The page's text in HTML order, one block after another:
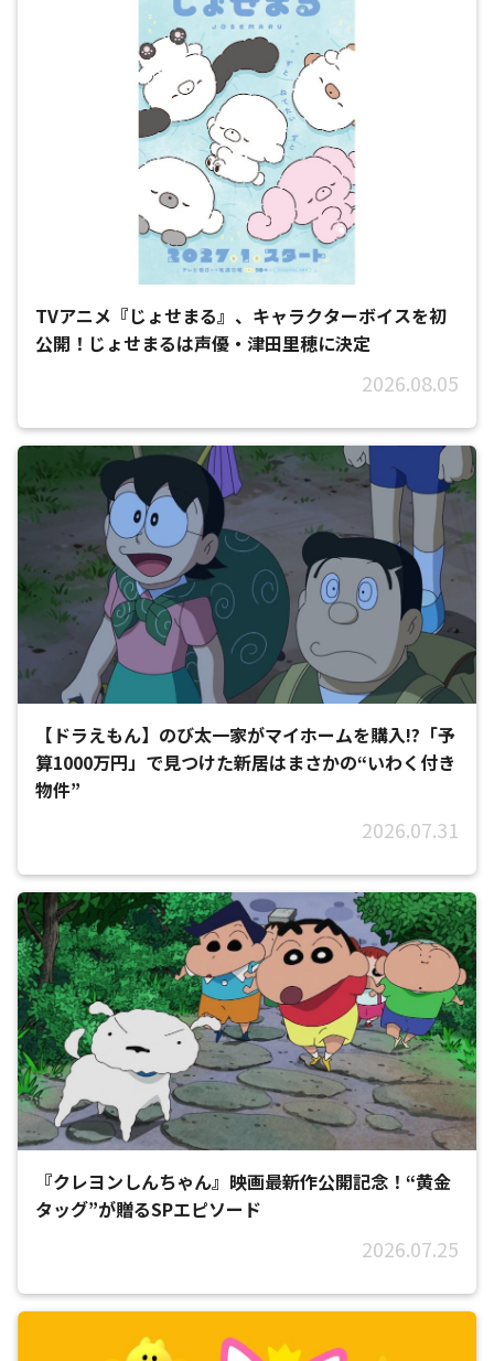
TVアニメ『じょせまる』、キャラクターボイスを初
公開！じょせまるは声優・津田里穂に決定
2026.08.05
【ドラえもん】のび太一家がマイホームを購入!?「予
算1000万円」で見つけた新居はまさかの“いわく付き
物件”
2026.07.31
『クレヨンしんちゃん』映画最新作公開記念！“黄金
タッグ”が贈るSPエピソード
2026.07.25